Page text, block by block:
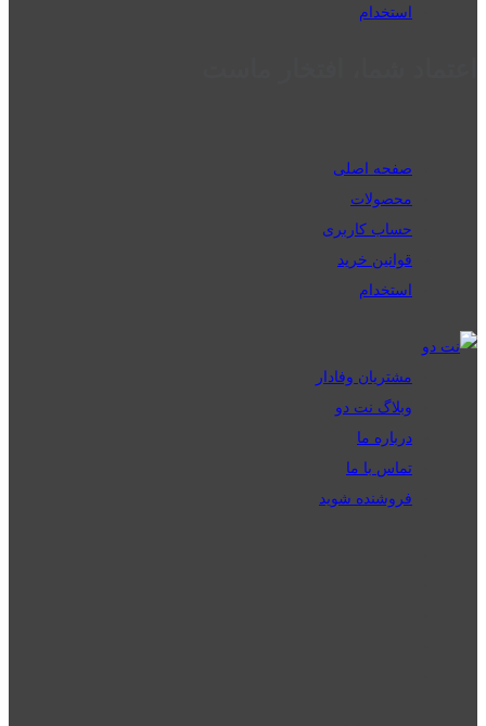
استخدام
صفحه اصلی
محصولات
حساب کاربری
قوانین خرید
استخدام
مشتریان وفادار
وبلاگ نت دو
درباره ما
تماس با ما
فروشنده شوید